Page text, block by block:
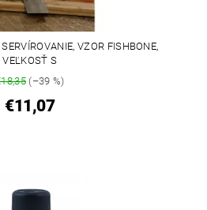
VZOR FISHBONE,
VEĽKOSŤ S
(–39 %)
€11,07